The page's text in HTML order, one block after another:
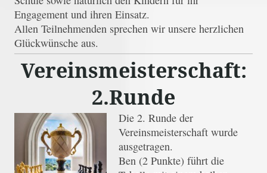
Engagement und ihren Einsatz.
Allen Teilnehmenden sprechen wir unsere herzlichen
Glückwünsche aus.
Vereinsmeisterschaft:
2.Runde
Die 2. Runde der
Vereinsmeisterschaft wurde
ausgetragen.
Ben (2 Punkte) führt die